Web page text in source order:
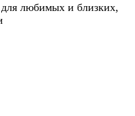
любимых и близких,